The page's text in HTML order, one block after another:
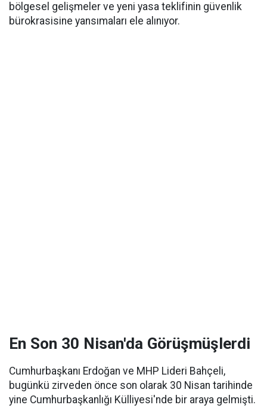
bölgesel gelişmeler ve yeni yasa teklifinin güvenlik
bürokrasisine yansımaları ele alınıyor.
En Son 30 Nisan'da Görüşmüşlerdi
Cumhurbaşkanı Erdoğan ve MHP Lideri Bahçeli,
bugünkü zirveden önce son olarak 30 Nisan tarihinde
yine Cumhurbaşkanlığı Külliyesi'nde bir araya gelmişti.